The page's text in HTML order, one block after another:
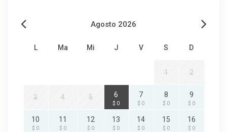
Agosto 2026
L Ma Mi J V S D
1 2
3 4 5 6
$ 0
7
$ 0
8
$ 0
9
$ 0
10
$ 0
11
$ 0
12
$ 0
13
$ 0
14
$ 0
15
$ 0
16
$ 0